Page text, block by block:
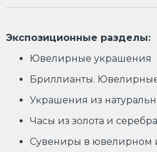
Экспозиционные разделы:
Ювелирные украшения
Бриллианты. Ювелирные
Украшения из
Часы из золота и серебра
Сувениры в ювелирном